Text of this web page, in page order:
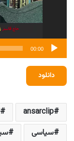
00:00
دانلود
ansarclip
سیاسی